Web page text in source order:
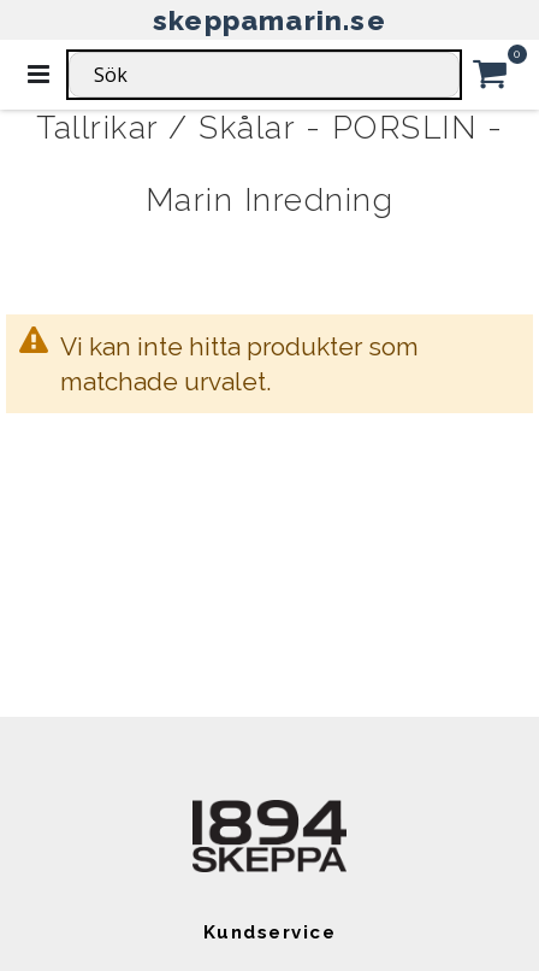
skeppamarin.se
Växla
Nav
0
MARIN INREDNING
PORSLIN
TALLRIKAR / SKÅLAR
Tallrikar / Skålar - PORSLIN -
Marin Inredning
Vi kan inte hitta produkter som
matchade urvalet.
Kundservice